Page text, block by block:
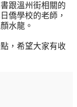
跟溫州街相關的
僑學校的老師，
水龍。
，希望大家有收